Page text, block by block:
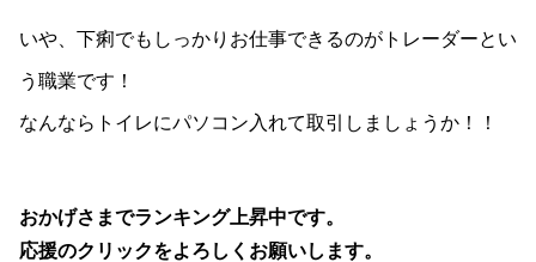
いや、下痢でもしっかりお仕事できるのがトレーダーとい
う職業です！
なんならトイレにパソコン入れて取引しましょうか！！
おかげさまでランキング上昇中です。
応援のクリックをよろしくお願いします。